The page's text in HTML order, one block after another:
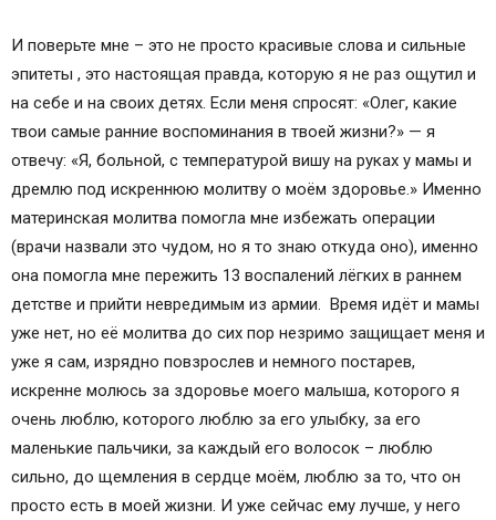
И поверьте мне – это не просто красивые слова и сильные
эпитеты , это настоящая правда, которую я не раз ощутил и
на себе и на своих детях. Если меня спросят: «Олег, какие
твои самые ранние воспоминания в твоей жизни?» — я
отвечу: «Я, больной, с температурой вишу на руках у мамы и
дремлю под искреннюю молитву о моём здоровье.» Именно
материнская молитва помогла мне избежать операции
(врачи назвали это чудом, но я то знаю откуда оно), именно
она помогла мне пережить 13 воспалений лёгких в раннем
детстве и прийти невредимым из армии. Время идёт и мамы
уже нет, но её молитва до сих пор незримо защищает меня и
уже я сам, изрядно повзрослев и немного постарев,
искренне молюсь за здоровье моего малыша, которого я
очень люблю, которого люблю за его улыбку, за его
маленькие пальчики, за каждый его волосок – люблю
сильно, до щемления в сердце моём, люблю за то, что он
просто есть в моей жизни. И уже сейчас ему лучше, у него